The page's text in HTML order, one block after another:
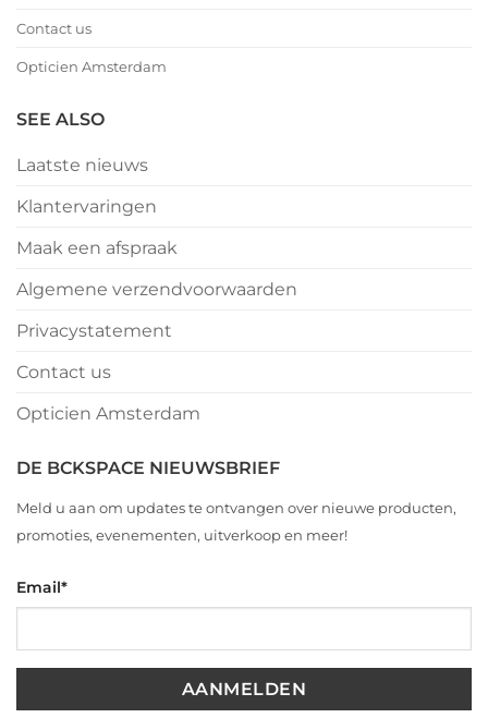
Contact us
Opticien Amsterdam
SEE ALSO
Laatste nieuws
Klantervaringen
Maak een afspraak
Algemene verzendvoorwaarden
Privacystatement
Contact us
Opticien Amsterdam
DE BCKSPACE NIEUWSBRIEF
Meld u aan om updates te ontvangen over nieuwe producten,
promoties, evenementen, uitverkoop en meer!
Email*